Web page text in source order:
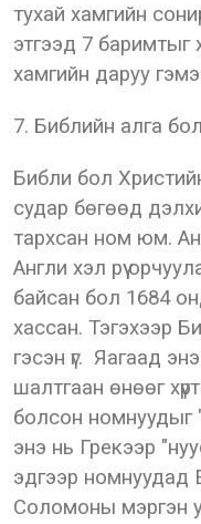
тухай хамгийн
этгээд 7 баримтыг
хамгийн даруу
7. Библийн алга
Библи бол
судар бөгөөд
тархсан ном юм.
Англи хэл рүү
байсан бол 1684
хассан. Тэгэхээр
гэсэн үг. Яагаад
шалтгаан өнөөг
болсон номнуудыг
энэ нь Грекээр
эдгээр номнуудад
Соломоны мэргэн